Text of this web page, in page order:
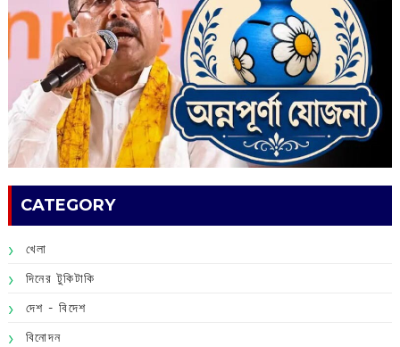
CATEGORY
খেলা
দিনের টুকিটাকি
দেশ - বিদেশ
বিনোদন